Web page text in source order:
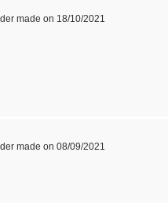
made on 18/10/2021
made on 08/09/2021